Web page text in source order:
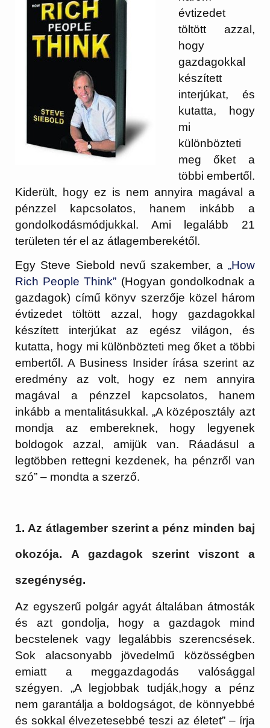
évtizedet
töltött azzal,
hogy
gazdagokkal
készített
interjúkat, és
kutatta, hogy
mi
különbözteti
meg őket a
többi embertől.
Kiderült, hogy ez is nem annyira magával a
pénzzel kapcsolatos, hanem inkább a
gondolkodásmódjukkal. Ami legalább 21
területen tér el az átlagemberekétől.
Egy Steve Siebold nevű szakember, a „How
Rich People Think” (Hogyan gondolkodnak a
gazdagok) című könyv szerzője közel három
évtizedet töltött azzal, hogy gazdagokkal
készített interjúkat az egész világon, és
kutatta, hogy mi különbözteti meg őket a többi
embertől. A Business Insider írása szerint az
eredmény az volt, hogy ez nem annyira
magával a pénzzel kapcsolatos, hanem
inkább a mentalitásukkal. „A középosztály azt
mondja az embereknek, hogy legyenek
boldogok azzal, amijük van. Ráadásul a
legtöbben rettegni kezdenek, ha pénzről van
szó” – mondta a szerző.
1. Az átlagember szerint a pénz minden baj
okozója. A gazdagok szerint viszont a
szegénység.
Az egyszerű polgár agyát általában átmosták
és azt gondolja, hogy a gazdagok mind
becstelenek vagy legalábbis szerencsések.
Sok alacsonyabb jövedelmű közösségben
emiatt a meggazdagodás valósággal
szégyen. „A legjobbak tudják,hogy a pénz
nem garantálja a boldogságot, de könnyebbé
és sokkal élvezetesebbé teszi az életet” – írja